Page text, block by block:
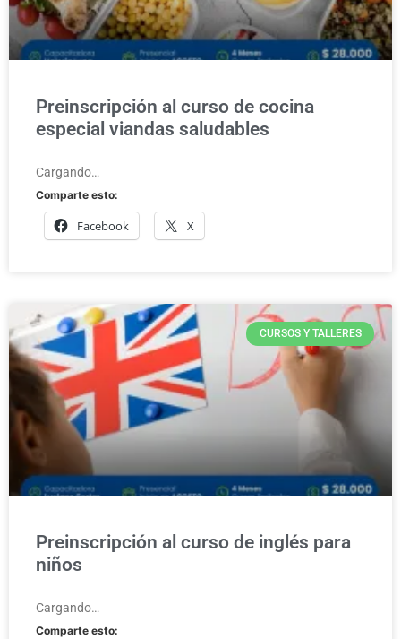
Preinscripción al curso de cocina
especial viandas saludables
Cargando…
Comparte esto:
Facebook X
CURSOS Y TALLERES
Preinscripción al curso de inglés para
niños
Cargando…
Comparte esto: